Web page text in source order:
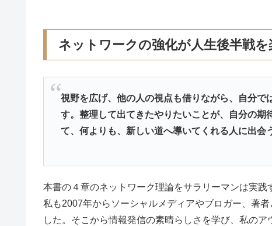
ネットワークの強化が人生後半戦を
視野を広げ、他の人の視点も借りながら、自分で
す。整理して出てきたやりたいことが、自分の
て、何よりも、新しい道へ導いてくれる人に出会
本書の４章のネットワーク理論をサラリーマンは実践
私も2007年からソーシャルメディアやブロガー、著
した。そこから情報発信の素晴らしさを学び、私のア